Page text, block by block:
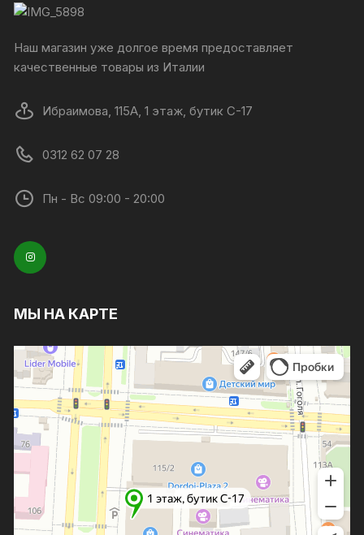
Наш магазин уже долгое время предоставляет
качественные товары из Италии
Ибраимова, 115А, 1 этаж, бутик C-17
0312 62 07 28
Пн - Вс 09:00 - 20:00
МЫ НА КАРТЕ